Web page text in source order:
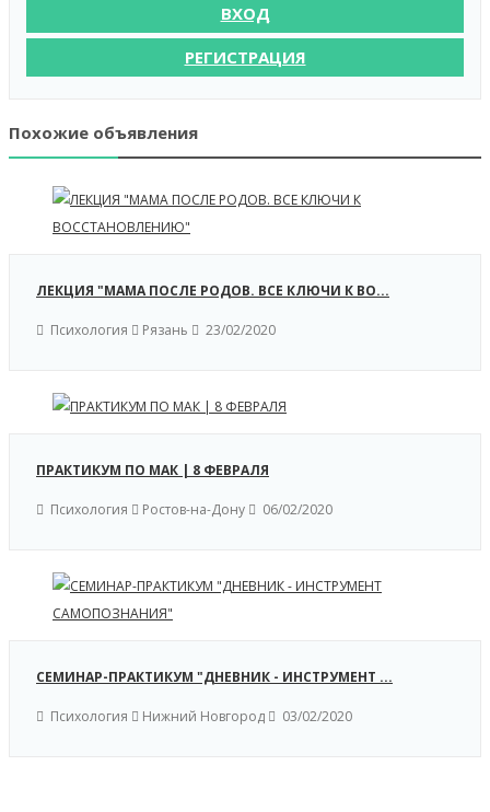
ВХОД
РЕГИСТРАЦИЯ
Похожие объявления
ЛЕКЦИЯ "МАМА ПОСЛЕ РОДОВ. ВСЕ КЛЮЧИ К ВО...
Психология Рязань 23/02/2020
ПРАКТИКУМ ПО МАК | 8 ФЕВРАЛЯ
Психология Ростов-на-Дону 06/02/2020
СЕМИНАР-ПРАКТИКУМ "ДНЕВНИК - ИНСТРУМЕНТ ...
Психология Нижний Новгород 03/02/2020